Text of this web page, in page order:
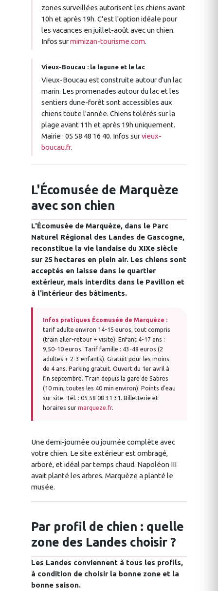
zones surveillées autorisent les chiens avant
10h et après 19h. C'est l'option idéale pour
les vacances en juillet-août avec un chien.
Infos surmimizan-tourisme.com.
Vieux-Boucau : la lagune et le lac
Vieux-Boucau est construite autour d'un lac
marin. Les promenades autour du lac et les
sentiers dune-forêt sont accessibles aux
chiens toute l'année. Chiens tolérés sur la
plage avant 11h et après 19h uniquement.
Mairie : 05 58 48 16 40. Infos survieux-
boucau.fr.
L'Écomusée de Marquèze
avec son chien
L'Écomusée de Marquèze, dans le Parc
Naturel Régional des Landes de Gascogne,
reconstitue la vie landaise du XIXe siècle
sur 25 hectares en plein air. Les chiens sont
acceptés en laisse dans le quartier
extérieur, mais interdits dans le Pavillon et
à l'intérieur des bâtiments.
Infos pratiques Écomusée de Marquèze :
tarif adulte environ 14-15 euros, tout compris
(train aller-retour + visite). Enfant 4-17 ans :
9,50-10 euros. Tarif famille : 43-48 euros (2
adultes + 2-3 enfants). Gratuit pour les moins
de 4 ans. Parking gratuit. Ouvert du 1er avril à
fin septembre. Train depuis la gare de Sabres
(10 min, toutes les 40 min environ). Points d'eau
sur site. Tél. : 05 58 08 31 31. Billetterie et
horaires sur marqueze.fr.
Une demi-journée ou journée complète avec
votre chien. Le site extérieur est ombragé,
arboré, et idéal par temps chaud. Napoléon III
avait planté les arbres. Marquèze a planté le
musée.
Par profil de chien : quelle
zone des Landes choisir ?
Les Landes conviennent à tous les profils,
à condition de choisir la bonne zone et la
bonne saison.